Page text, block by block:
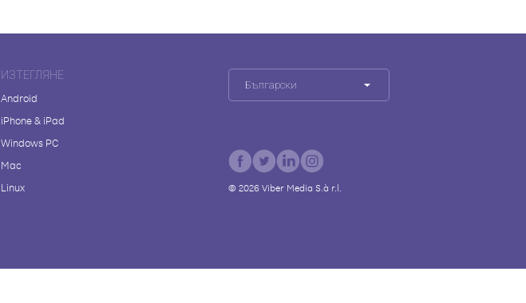
ИЗТЕГЛЯНЕ
Android
iPhone & iPad
Windows PC
Mac
Linux
Български
© 2026 Viber Media S.à r.l.